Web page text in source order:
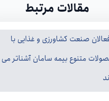
مقالات مرتبط